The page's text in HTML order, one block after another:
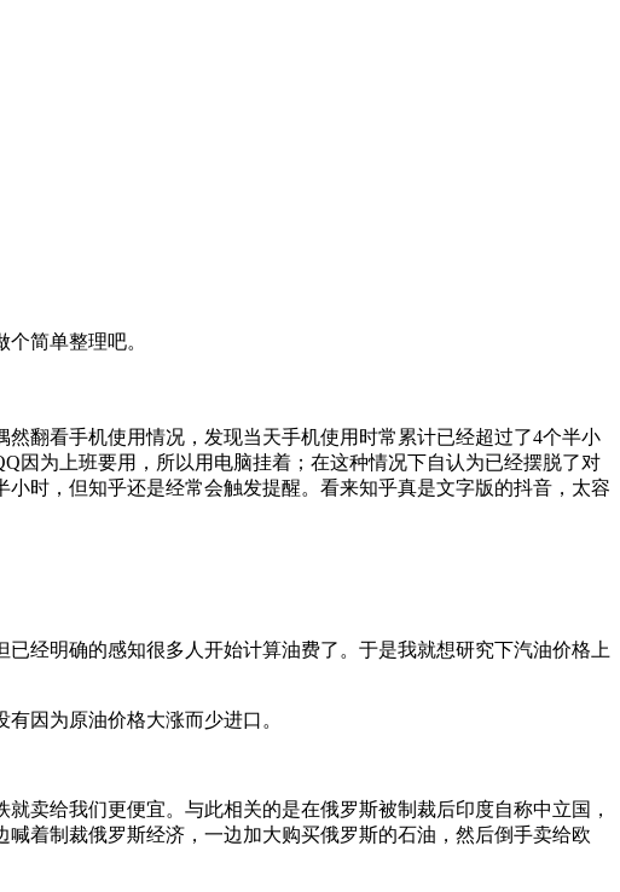
简单整理吧。
翻看手机使用情况，发现当天手机使用时常累计已经超过了4个半小
因为上班要用，所以用电脑挂着；在这种情况下自认为已经摆脱了对
时，但知乎还是经常会触发提醒。看来知乎真是文字版的抖音，太容
经明确的感知很多人开始计算油费了。于是我就想研究下汽油价格上
因为原油价格大涨而少进口。
卖给我们更便宜。与此相关的是在俄罗斯被制裁后印度自称中立国，
着制裁俄罗斯经济，一边加大购买俄罗斯的石油，然后倒手卖给欧